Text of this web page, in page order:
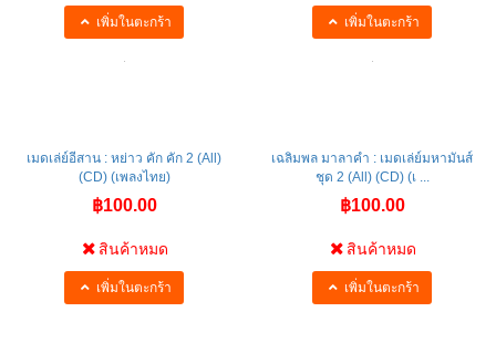
เพิ่มในตะกร้า เพิ่มในตะกร้า
เมดเล่ย์อีสาน : หย่าว คัก คัก 2 (All)
(CD) (เพลงไทย)
฿100.00
สินค้าหมด
เพิ่มในตะกร้า
เฉลิมพล มาลาคำ : เมดเล่ย์มหามันส์
ชุด 2 (All) (CD) (เ ...
฿100.00
สินค้าหมด
เพิ่มในตะกร้า